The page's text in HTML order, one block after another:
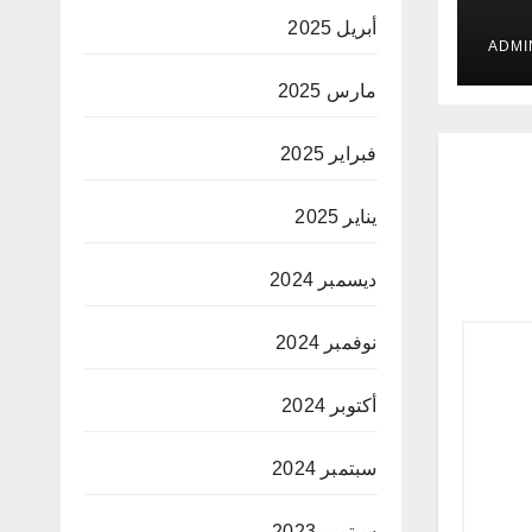
في
أبريل 2025
مارس 2025
فبراير 2025
يناير 2025
ديسمبر 2024
نوفمبر 2024
أكتوبر 2024
سبتمبر 2024